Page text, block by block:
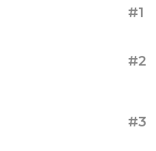
#1
#2
#3